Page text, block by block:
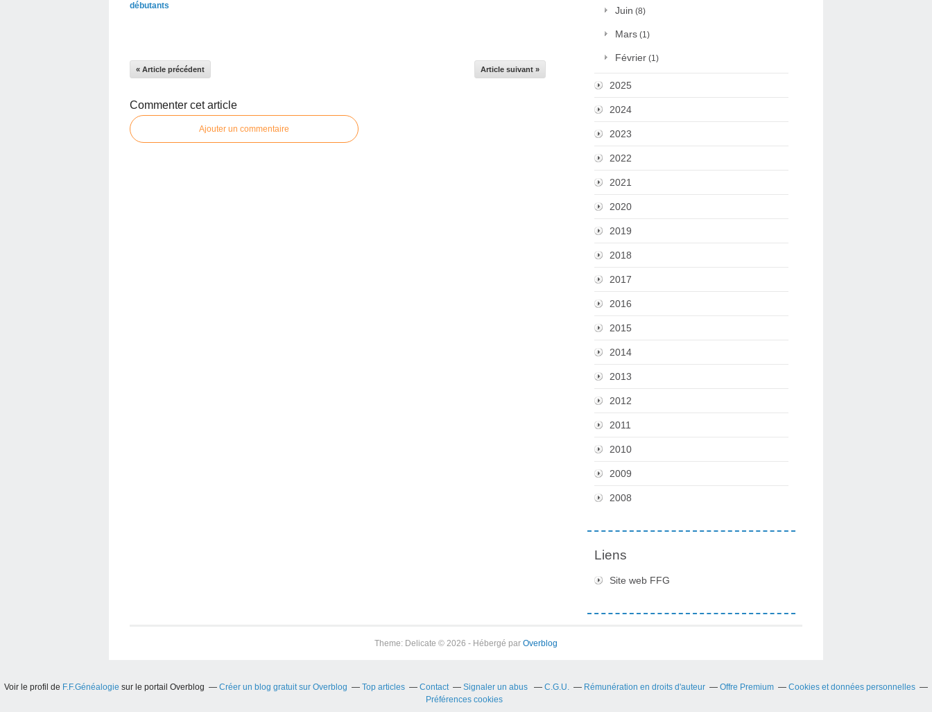
débutants
« Article précédent Article suivant »
Commenter cet article
Ajouter un commentaire
Juin (8)
Mars (1)
Février (1)
2025
2024
2023
2022
2021
2020
2019
2018
2017
2016
2015
2014
2013
2012
2011
2010
2009
2008
Liens
Site web FFG
Theme: Delicate © 2026 - Hébergé par Overblog
Voir le profil de F.F.Généalogie sur le portail Overblog Créer un blog gratuit sur Overblog Top articles Contact Signaler un abus C.G.U. Rémunération en droits d'auteur Offre Premium
Cookies et données personnelles
Préférences cookies